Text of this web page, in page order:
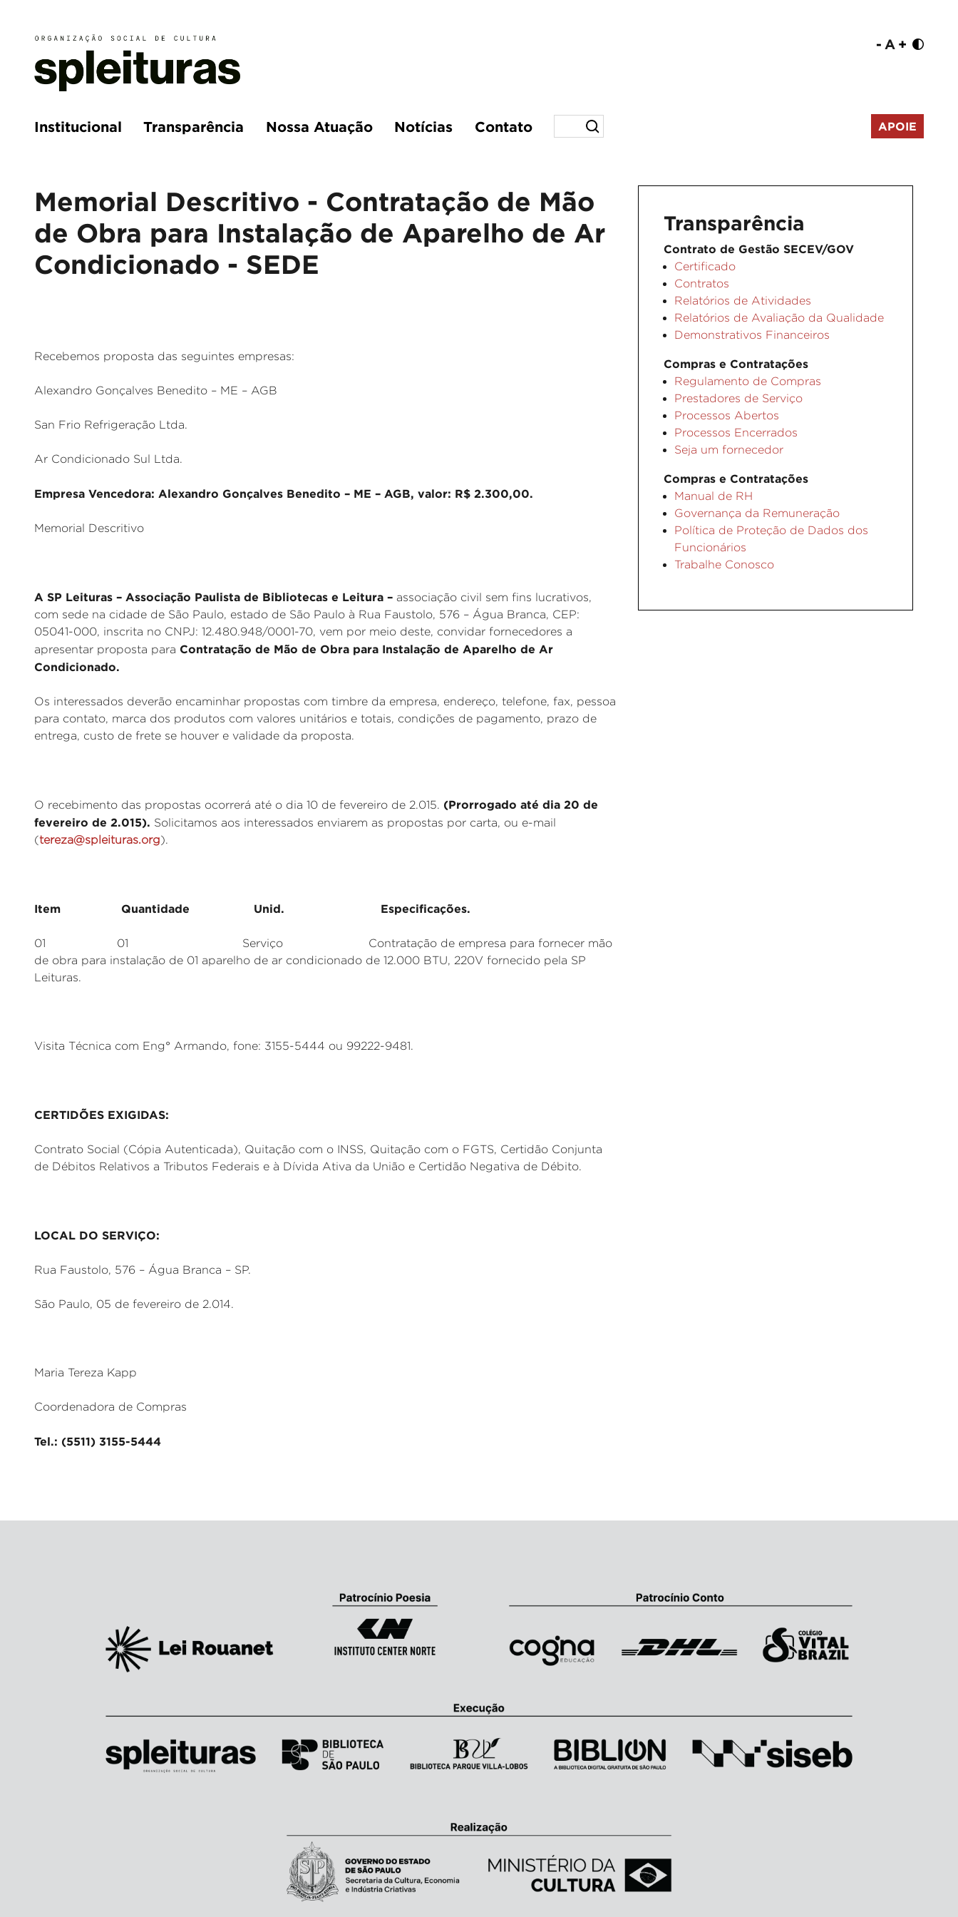
- A +
Institucional Transparência Nossa Atuação Notícias Contato APOIE
Memorial Descritivo - Contratação de Mão
de Obra para Instalação de Aparelho de Ar
Condicionado - SEDE
Recebemos proposta das seguintes empresas:
Alexandro Gonçalves Benedito – ME – AGB
San Frio Refrigeração Ltda.
Ar Condicionado Sul Ltda.
Empresa Vencedora: Alexandro Gonçalves Benedito – ME – AGB, valor: R$ 2.300,00.
Memorial Descritivo
A SP Leituras – Associação Paulista de Bibliotecas e Leitura – associação civil sem fins lucrativos,
com sede na cidade de São Paulo, estado de São Paulo à Rua Faustolo, 576 – Água Branca, CEP:
05041-000, inscrita no CNPJ: 12.480.948/0001-70, vem por meio deste, convidar fornecedores a
apresentar proposta para Contratação de Mão de Obra para Instalação de Aparelho de Ar
Condicionado.
Os interessados deverão encaminhar propostas com timbre da empresa, endereço, telefone, fax, pessoa
para contato, marca dos produtos com valores unitários e totais, condições de pagamento, prazo de
entrega, custo de frete se houver e validade da proposta.
O recebimento das propostas ocorrerá até o dia 10 de fevereiro de 2.015. (Prorrogado até dia 20 de
fevereiro de 2.015). Solicitamos aos interessados enviarem as propostas por carta, ou e-mail
(tereza@spleituras.org).
Item Quantidade Unid. Especificações.
01 01 Serviço Contratação de empresa para fornecer mão
de obra para instalação de 01 aparelho de ar condicionado de 12.000 BTU, 220V fornecido pela SP
Leituras.
Visita Técnica com Eng° Armando, fone: 3155-5444 ou 99222-9481.
CERTIDÕES EXIGIDAS:
Contrato Social (Cópia Autenticada), Quitação com o INSS, Quitação com o FGTS, Certidão Conjunta
de Débitos Relativos a Tributos Federais e à Dívida Ativa da União e Certidão Negativa de Débito.
LOCAL DO SERVIÇO:
Rua Faustolo, 576 – Água Branca – SP.
São Paulo, 05 de fevereiro de 2.014.
Maria Tereza Kapp
Coordenadora de Compras
Tel.: (5511) 3155-5444
Transparência
Contrato de Gestão SECEV/GOV
Certificado
Contratos
Relatórios de Atividades
Relatórios de Avaliação da Qualidade
Demonstrativos Financeiros
Compras e Contratações
Regulamento de Compras
Prestadores de Serviço
Processos Abertos
Processos Encerrados
Seja um fornecedor
Compras e Contratações
Manual de RH
Governança da Remuneração
Política de Proteção de Dados dos
Funcionários
Trabalhe Conosco